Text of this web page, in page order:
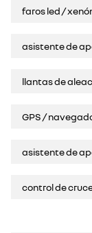
faros led /
asistente de
llantas de
GPS /
asistente de
control de